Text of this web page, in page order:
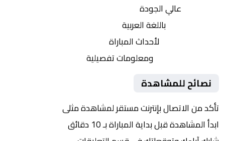
عالي الجودة
باللغة العربية
لأحداث المباراة
ومعلومات تفصيلية
نصائح للمشاهدة
تأكد من الاتصال بإنترنت مستقر لمشاهدة مثلى
ابدأ المشاهدة قبل بداية المباراة بـ 10 دقائق